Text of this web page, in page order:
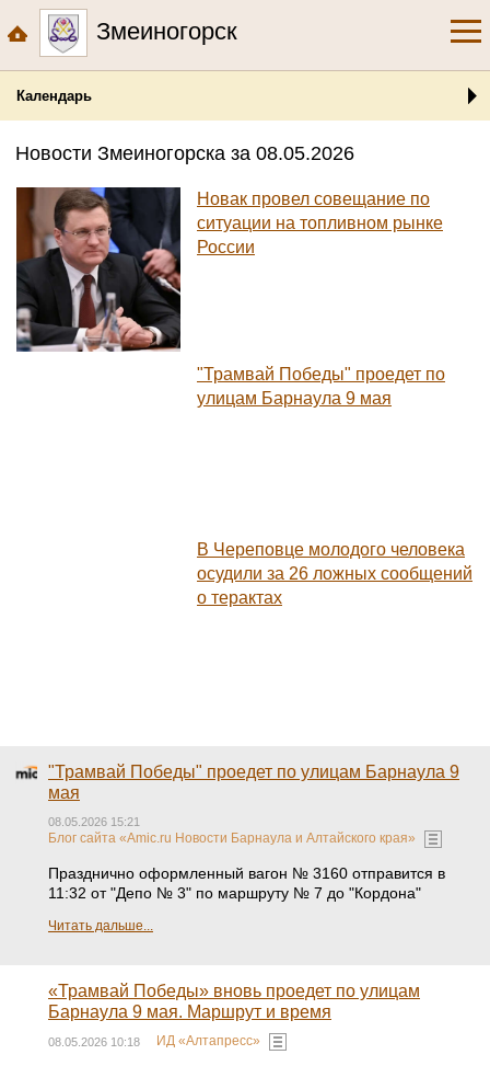
Змеиногорск
Календарь
Новости Змеиногорска за 08.05.2026
Новак провел совещание по
ситуации на топливном рынке
России
"Трамвай Победы" проедет по
улицам Барнаула 9 мая
В Череповце молодого человека
осудили за 26 ложных сообщений
о терактах
"Трамвай Победы" проедет по улицам Барнаула 9
мая
08.05.2026 15:21
Блог сайта «Amic.ru Новости Барнаула и Алтайского края»
Празднично оформленный вагон № 3160 отправится в
11:32 от "Депо № 3" по маршруту № 7 до "Кордона"
Читать дальше...
«Трамвай Победы» вновь проедет по улицам
Барнаула 9 мая. Маршрут и время
08.05.2026 10:18 ИД «Алтапресс»